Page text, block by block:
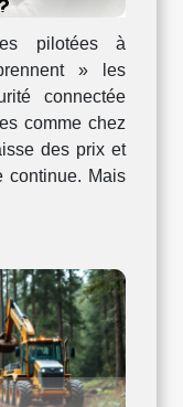
pilotées à
» les
connectée
comme chez
des prix et
continue. Mais